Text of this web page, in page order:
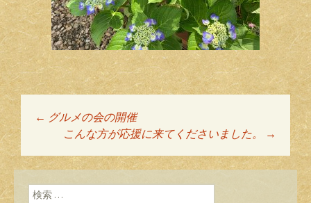
投稿ナビゲーショ
ン
← グルメの会の開催
こんな方が応援に来てくださいました。
→
検索: